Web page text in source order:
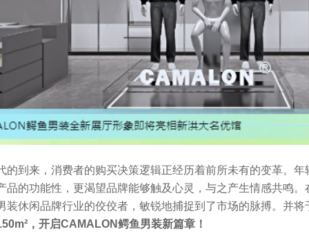
的到来，消费者的购买决策逻辑正经历着前所未有的变革。
品的功能性，更渴望品牌能够触及心灵，与之产生情感共鸣
装休闲品牌行业的佼佼者，敏锐地捕捉到了市场的脉搏。并将
，开启CAMALON鳄鱼男装新篇章！